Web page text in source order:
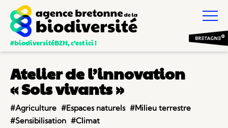
#biodiversitéBZH, c’est ici !
Atelier de l’innovation
« Sols vivants »
#Agriculture #Espaces naturels #Milieu terrestre
#Sensibilisation #Climat